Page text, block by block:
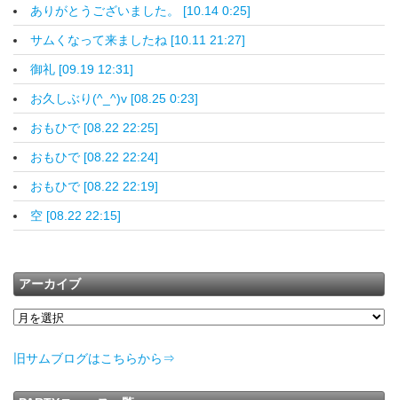
ありがとうございました。 [10.14 0:25]
サムくなって来ましたね [10.11 21:27]
御礼 [09.19 12:31]
お久しぶり(^_^)v [08.25 0:23]
おもひで [08.22 22:25]
おもひで [08.22 22:24]
おもひで [08.22 22:19]
空 [08.22 22:15]
アーカイブ
旧サムブログはこちらから⇒